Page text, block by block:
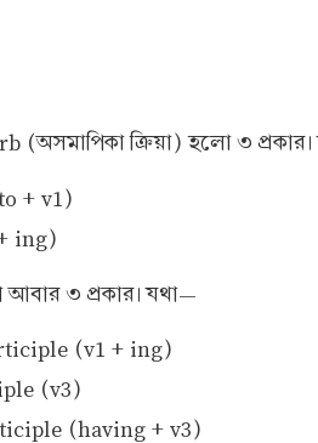
ক্রিয়া) হলো ৩
+ v1)
ing)
৩ প্রকার। যথা—
(v1 + ing)
(v3)
(having + v3)